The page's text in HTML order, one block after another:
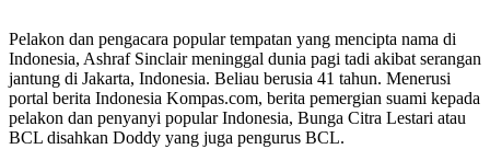
Pelakon dan pengacara popular tempatan yang mencipta nama di
Indonesia, Ashraf Sinclair meninggal dunia pagi tadi akibat serangan
jantung di Jakarta, Indonesia. Beliau berusia 41 tahun. Menerusi
portal berita Indonesia Kompas.com, berita pemergian suami kepada
pelakon dan penyanyi popular Indonesia, Bunga Citra Lestari atau
BCL disahkan Doddy yang juga pengurus BCL.